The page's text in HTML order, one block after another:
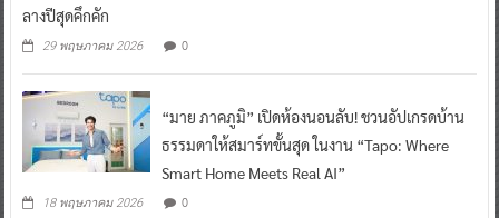
ลางปีสุดคึกคัก
29 พฤษภาคม 2026 0
“มาย ภาคภูมิ” เปิดห้องนอนลับ! ชวนอัปเกรดบ้าน
ธรรมดาให้สมาร์ทขั้นสุด ในงาน “Tapo: Where
Smart Home Meets Real AI”
18 พฤษภาคม 2026 0